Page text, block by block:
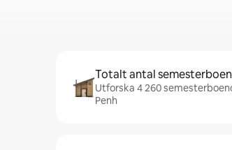
Totalt antal
Utforska 4 260
Penh